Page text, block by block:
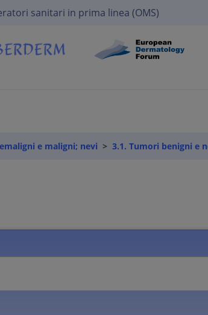
sanitari in prima linea (OMS)
e maligni; nevi 3.1. Tumori benigni e